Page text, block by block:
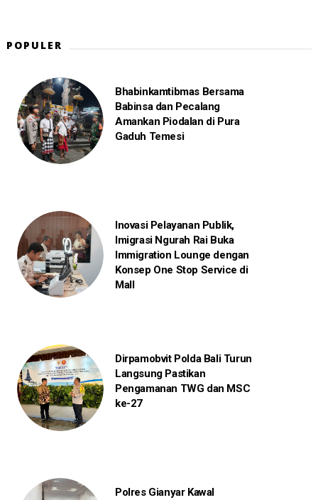
POPULER
Bhabinkamtibmas Bersama
Babinsa dan Pecalang
Amankan Piodalan di Pura
Gaduh Temesi
Inovasi Pelayanan Publik,
Imigrasi Ngurah Rai Buka
Immigration Lounge dengan
Konsep One Stop Service di
Mall
Dirpamobvit Polda Bali Turun
Langsung Pastikan
Pengamanan TWG dan MSC
ke-27
Polres Gianyar Kawal